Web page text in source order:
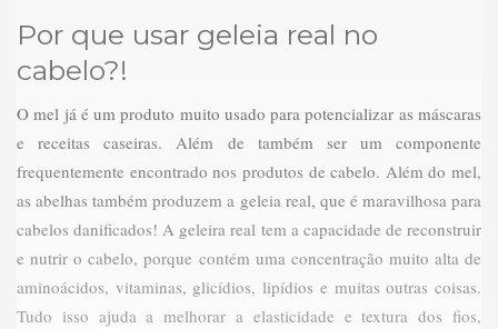
Por que usar geleia real no
cabelo?!
O mel já é um produto muito usado para potencializar as máscaras
e receitas caseiras. Além de também ser um componente
frequentemente encontrado nos produtos de cabelo. Além do mel,
as abelhas também produzem a geleia real, que é maravilhosa para
cabelos danificados! A geleira real tem a capacidade de reconstruir
e nutrir o cabelo, porque contém uma concentração muito alta de
aminoácidos, vitaminas, glicídios, lipídios e muitas outras coisas.
Tudo isso ajuda a melhorar a elasticidade e textura dos fios,